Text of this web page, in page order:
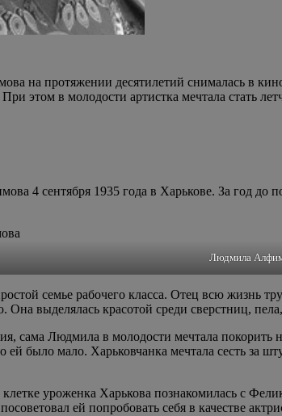
на протяжении десятилетий снималась в
этом в молодости артистка мечтала стать
4 сентября 1935 года в Харькове. За год до
Людмила
семье рабочего класса. Отец всю жизнь
выделялась красотой среди сверстниц,
сама Людмила в молодости мечтала
было мало. Харьковчанка мечтала сесть за
уроженка Харькова познакомилась с
ей попробовать себя в качестве